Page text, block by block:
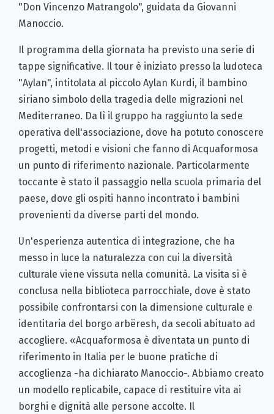
"Don Vincenzo Matrangolo", guidata da Giovanni
Manoccio.
Il programma della giornata ha previsto una serie di
tappe significative. Il tour è iniziato presso la ludoteca
"Aylan", intitolata al piccolo Aylan Kurdi, il bambino
siriano simbolo della tragedia delle migrazioni nel
Mediterraneo. Da lì il gruppo ha raggiunto la sede
operativa dell'associazione, dove ha potuto conoscere
progetti, metodi e visioni che fanno di Acquaformosa
un punto di riferimento nazionale. Particolarmente
toccante è stato il passaggio nella scuola primaria del
paese, dove gli ospiti hanno incontrato i bambini
provenienti da diverse parti del mondo.
Un'esperienza autentica di integrazione, che ha
messo in luce la naturalezza con cui la diversità
culturale viene vissuta nella comunità. La visita si è
conclusa nella biblioteca parrocchiale, dove è stato
possibile confrontarsi con la dimensione culturale e
identitaria del borgo arbëresh, da secoli abituato ad
accogliere. «Acquaformosa è diventata un punto di
riferimento in Italia per le buone pratiche di
accoglienza -ha dichiarato Manoccio-. Abbiamo creato
un modello replicabile, capace di restituire vita ai
borghi e dignità alle persone accolte. Il